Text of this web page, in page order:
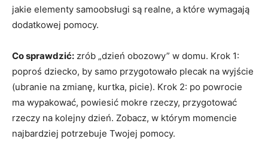
jakie elementy samoobsługi są realne, a które wymagają
dodatkowej pomocy.
Co sprawdzić: zrób „dzień obozowy” w domu. Krok 1:
poproś dziecko, by samo przygotowało plecak na wyjście
(ubranie na zmianę, kurtka, picie). Krok 2: po powrocie
ma wypakować, powiesić mokre rzeczy, przygotować
rzeczy na kolejny dzień. Zobacz, w którym momencie
najbardziej potrzebuje Twojej pomocy.